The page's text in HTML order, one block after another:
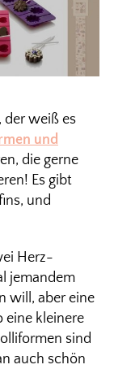
der weiß es
und
die gerne
Es gibt
und
Herz-
jemandem
will, aber eine
eine kleinere
sind
auch schön